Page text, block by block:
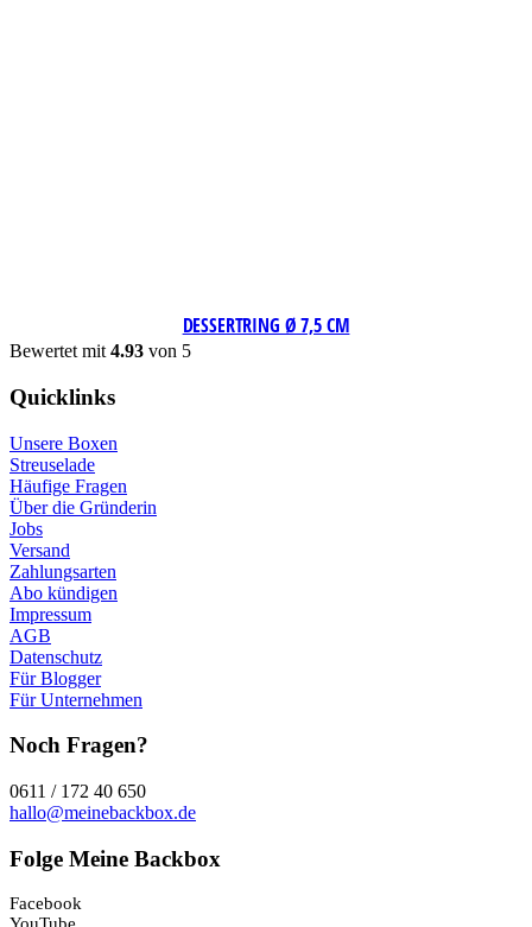
DESSERTRING Ø 7,5 CM
Bewertet mit 4.93 von 5
Quicklinks
Unsere Boxen
Streuselade
Häufige Fragen
Über die Gründerin
Jobs
Versand
Zahlungsarten
Abo kündigen
Impressum
AGB
Datenschutz
Für Blogger
Für Unternehmen
Noch Fragen?
0611 / 172 40 650
hallo@meinebackbox.de
Folge Meine Backbox
Facebook